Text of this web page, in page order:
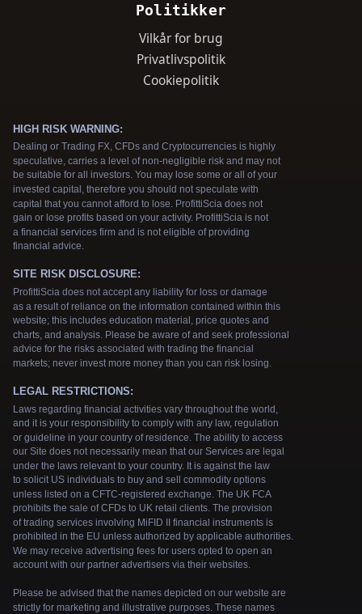
Politikker
Vilkår for brug
Privatlivspolitik
Cookiepolitik